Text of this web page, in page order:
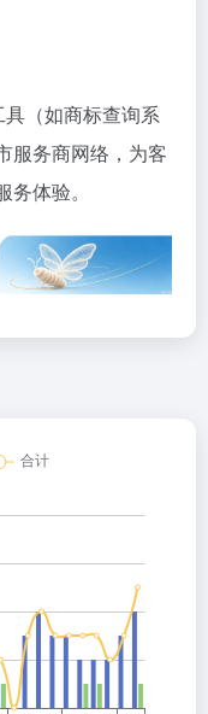
（如商标查询系
服务商网络，为客
体验。